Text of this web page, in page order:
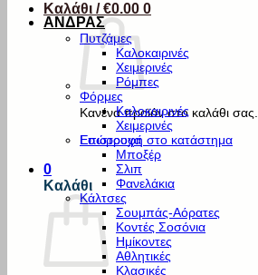
Καλάθι /€0.00 0
Κανένα προϊόν στο καλάθι σας.
Επιστροφή στο κατάστημα
0
Καλάθι
ΑΝΔΡΑΣ
Πυτζάμες
Καλοκαιρινές
Χειμερινές
Ρόμπες
Φόρμες
Καλοκαιρινές
Χειμερινές
Εσώρουχα
Μποξέρ
Σλιπ
Φανελάκια
Κάλτσες
Σουμπάς-Αόρατες
Κοντές Σοσόνια
Ημίκοντες
Αθλητικές
Κλασικές